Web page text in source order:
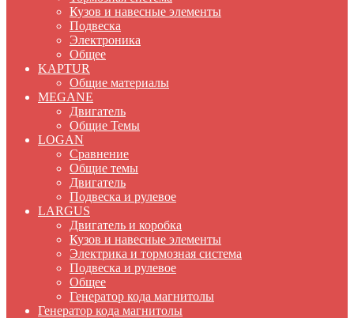
Кузов и навесные элементы
Подвеска
Электроника
Общее
KAPTUR
Общие материалы
MEGANE
Двигатель
Общие Темы
LOGAN
Сравнение
Общие темы
Двигатель
Подвеска и рулевое
LARGUS
Двигатель и коробка
Кузов и навесные элементы
Электрика и тормозная система
Подвеска и рулевое
Общее
Генератор кода магнитолы
Генератор кода магнитолы